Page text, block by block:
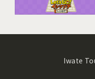
Iwate